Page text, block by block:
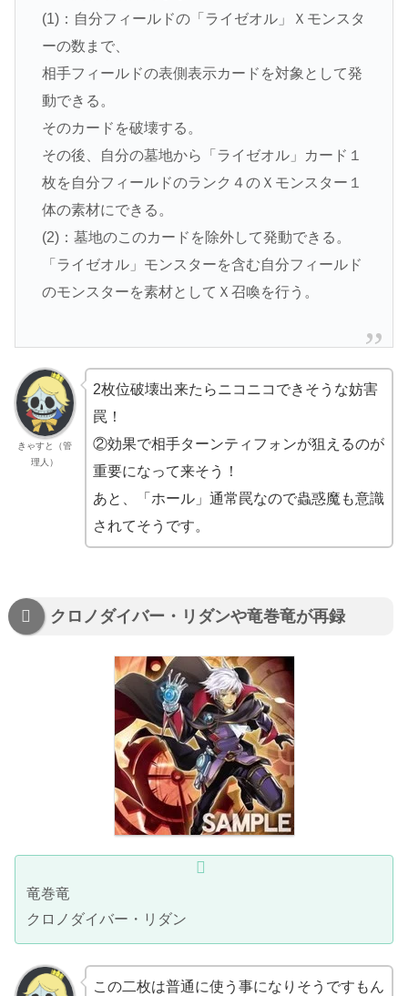
(1)：自分フィールドの「ライゼオル」Ｘモンスタ
ーの数まで、
相手フィールドの表側表示カードを対象として発
動できる。
そのカードを破壊する。
その後、自分の墓地から「ライゼオル」カード１
枚を自分フィールドのランク４のＸモンスター１
体の素材にできる。
(2)：墓地のこのカードを除外して発動できる。
「ライゼオル」モンスターを含む自分フィールド
のモンスターを素材としてＸ召喚を行う。
きゃすと（管
理人）
2枚位破壊出来たらニコニコできそうな妨害
罠！
②効果で相手ターンティフォンが狙えるのが
重要になって来そう！
あと、「ホール」通常罠なので蟲惑魔も意識
されてそうです。
クロノダイバー・リダンや竜巻竜が再録
竜巻竜
クロノダイバー・リダン
この二枚は普通に使う事になりそうですもん